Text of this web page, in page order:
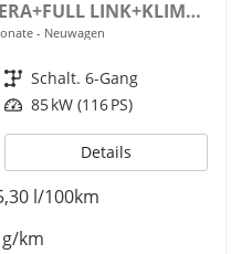
FR Max SHZ+ACC+KAMERA+FULL LINK+KLIMA+KESSY+LED+16" ALU
Neuwagen
Getriebe Schalt. 6-Gang
Leistung 85 kW (116 PS)
Details
l/100km
km